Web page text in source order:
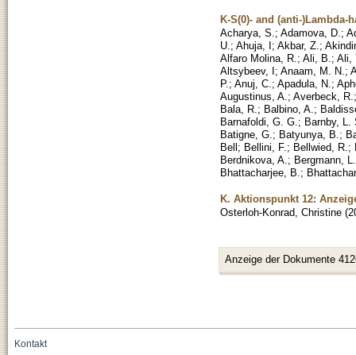
K-S(0)- and (anti-
Acharya, S. ; Adamova, D. ;
U. ; Ahuja, I; Akbar, Z. ;
Alfaro Molina, R. ; Ali, B. ; Ali,
Altsybeev, I; Anaam, M. N. ;
P. ; Anuj, C. ; Apadula, N. ;
Augustinus, A. ; Averbeck, R.
Bala, R. ; Balbino, A. ;
Barnafoldi, G. G. ; Barnby, L.
Batigne, G. ; Batyunya, B. ;
Bell; Bellini, F. ; Bellwied, R. ;
Berdnikova, A. ; Bergmann, L.
Bhattacharjee, B. ;
K. Aktionspunkt 12:
Osterloh-Konrad, Christine (
Anzeige der Dokumente
Kontakt